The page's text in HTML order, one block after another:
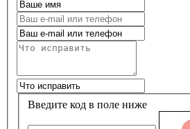
Введите код в поле ниже